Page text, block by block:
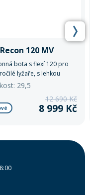
120 MV
bota s flexí 120 pro
lyžaře, s lehkou
Powerlite shell,
chůzi a PrecisionFIT
pro optimální přenos
29,5
12 690 Kč
8 999 Kč